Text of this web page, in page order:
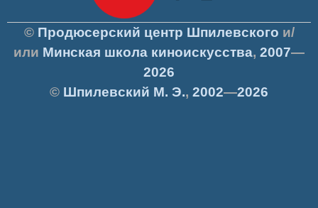
© Продюсерский центр Шпилевского и/
или Минская школа киноискусства, 2007—
2026
© Шпилевский М. Э., 2002—2026